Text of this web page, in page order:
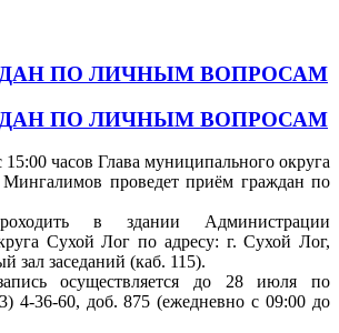
ПО ЛИЧНЫМ ВОПРОСАМ
ПО ЛИЧНЫМ ВОПРОСАМ
часов Глава муниципального округа
проведет приём граждан по
в здании Администрации
Сухой Лог по адресу: г. Сухой Лог,
зал заседаний (каб. 115).
осуществляется до 28 июля по
4-36-60, доб. 875 (ежедневно с 09:00 до